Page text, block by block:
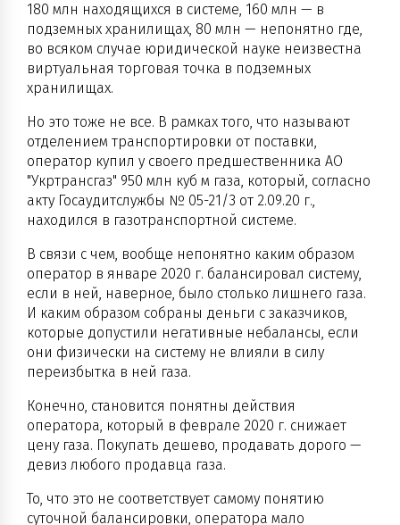
180 млн находящихся в системе, 160 млн — в
подземных хранилищах, 80 млн — непонятно где,
во всяком случае юридической науке неизвестна
виртуальная торговая точка в подземных
хранилищах.
Но это тоже не все. В рамках того, что называют
отделением транспортировки от поставки,
оператор купил у своего предшественника АО
"Укртрансгаз" 950 млн куб м газа, который, согласно
акту Госаудитслужбы № 05-21/3 от 2.09.20 г.,
находился в газотранспортной системе.
В связи с чем, вообще непонятно каким образом
оператор в январе 2020 г. балансировал систему,
если в ней, наверное, было столько лишнего газа.
И каким образом собраны деньги с заказчиков,
которые допустили негативные небалансы, если
они физически на систему не влияли в силу
переизбытка в ней газа.
Конечно, становится понятны действия
оператора, который в феврале 2020 г. снижает
цену газа. Покупать дешево, продавать дорого —
девиз любого продавца газа.
То, что это не соответствует самому понятию
суточной балансировки, оператора мало